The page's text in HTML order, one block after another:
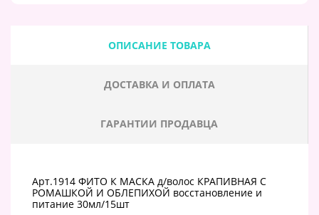
ОПИСАНИЕ ТОВАРА
ДОСТАВКА И ОПЛАТА
ГАРАНТИИ ПРОДАВЦА
Арт.1914 ФИТО К МАСКА д/волос КРАПИВНАЯ С
РОМАШКОЙ И ОБЛЕПИХОЙ восстановление и
питание 30мл/15шт